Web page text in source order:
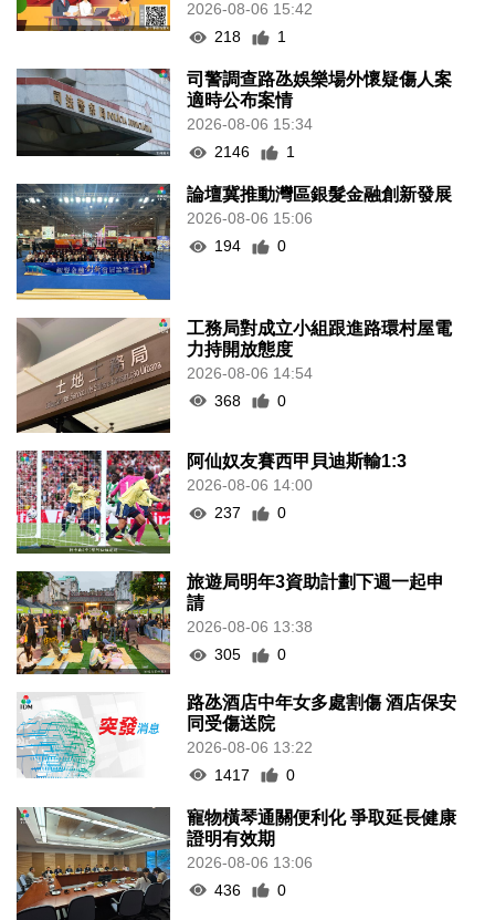
2026-08-06 15:42
218
1
司警調查路氹娛樂場外懷疑傷人案
適時公布案情
2026-08-06 15:34
2146
1
論壇冀推動灣區銀髮金融創新發展
2026-08-06 15:06
194
0
工務局對成立小組跟進路環村屋電
力持開放態度
2026-08-06 14:54
368
0
阿仙奴友賽西甲貝迪斯輸1:3
2026-08-06 14:00
237
0
旅遊局明年3資助計劃下週一起申
請
2026-08-06 13:38
305
0
路氹酒店中年女多處割傷 酒店保安
同受傷送院
2026-08-06 13:22
1417
0
寵物橫琴通關便利化 爭取延長健康
證明有效期
2026-08-06 13:06
436
0